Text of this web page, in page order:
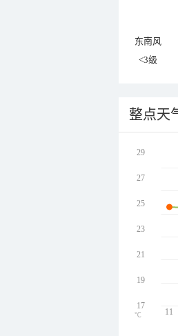
东南风
<3级
整点天
11
29
27
25
23
21
19
17
℃